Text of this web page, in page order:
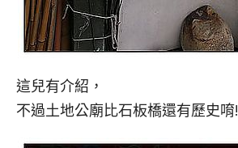
這兒有介紹，
不過土地公廟比石板橋還有歷史唷!